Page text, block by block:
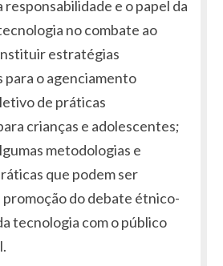
responsabilidade e o papel da
no combate ao
estratégias
o agenciamento
de práticas
crianças e adolescentes;
metodologias e
que podem ser
promoção do debate étnico-
tecnologia com o público